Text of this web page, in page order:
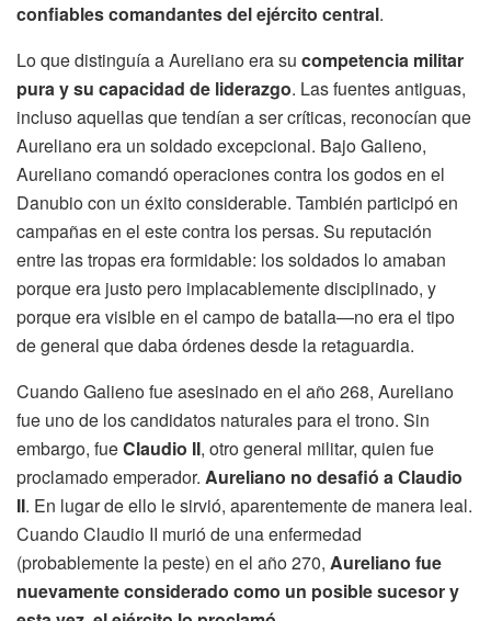
confiables comandantes del ejército central.
Lo que distinguía a Aureliano era su competencia militar
pura y su capacidad de liderazgo. Las fuentes antiguas,
incluso aquellas que tendían a ser críticas, reconocían que
Aureliano era un soldado excepcional. Bajo Galieno,
Aureliano comandó operaciones contra los godos en el
Danubio con un éxito considerable. También participó en
campañas en el este contra los persas. Su reputación
entre las tropas era formidable: los soldados lo amaban
porque era justo pero implacablemente disciplinado, y
porque era visible en el campo de batalla—no era el tipo
de general que daba órdenes desde la retaguardia.
Cuando Galieno fue asesinado en el año 268, Aureliano
fue uno de los candidatos naturales para el trono. Sin
embargo, fueClaudio II, otro general militar, quien fue
proclamado emperador. Aureliano no desafió a Claudio
II. En lugar de ello le sirvió, aparentemente de manera leal.
Cuando Claudio II murió de una enfermedad
(probablemente la peste) en el año 270, Aureliano fue
nuevamente considerado como un posible sucesor y